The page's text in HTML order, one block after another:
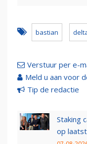
bastian
Verstuur per e-
Meld u aan voor
Tip de redactie
Staking
op